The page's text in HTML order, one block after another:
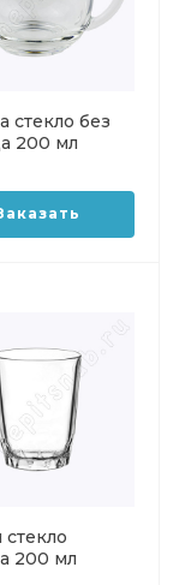
стекло без
200 мл
стекло
200 мл